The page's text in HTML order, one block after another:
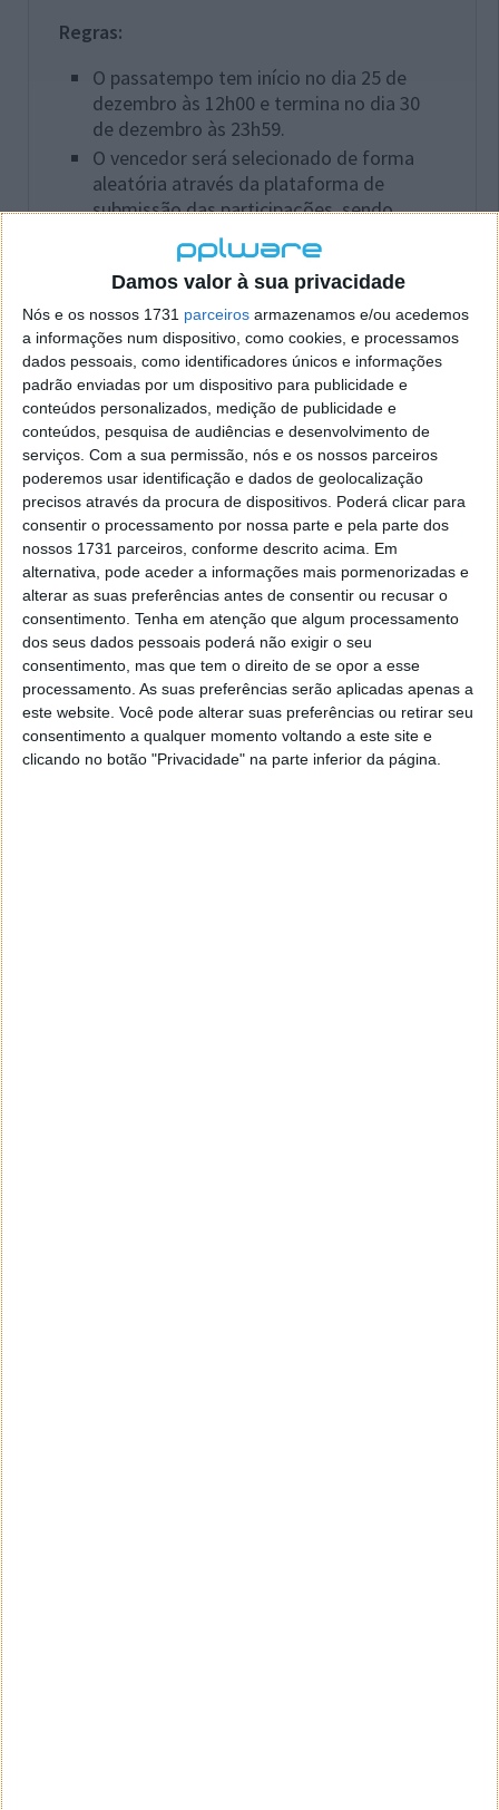
Damos valor à sua privacidade
Nós e os nossos 1731 parceiros armazenamos e/ou acedemos
a informações num dispositivo, como cookies, e processamos
dados pessoais, como identificadores únicos e informações
padrão enviadas por um dispositivo para publicidade e
conteúdos personalizados, medição de publicidade e
conteúdos, pesquisa de audiências e desenvolvimento de
serviços. Com a sua permissão, nós e os nossos parceiros
poderemos usar identificação e dados de geolocalização
precisos através da procura de dispositivos. Poderá clicar para
consentir o processamento por nossa parte e pela parte dos
nossos 1731 parceiros, conforme descrito acima. Em
alternativa, pode aceder a informações mais pormenorizadas e
alterar as suas preferências antes de consentir ou recusar o
consentimento. Tenha em atenção que algum processamento
dos seus dados pessoais poderá não exigir o seu
consentimento, mas que tem o direito de se opor a esse
processamento. As suas preferências serão aplicadas apenas a
este website. Você pode alterar suas preferências ou retirar seu
consentimento a qualquer momento voltando a este site e
clicando no botão "Privacidade" na parte inferior da página.
Regras:
O passatempo tem início no dia 25 de
dezembro às 12h00 e termina no dia 30
de dezembro às 23h59.
O vencedor será selecionado de forma
aleatória através da plataforma de
submissão das participações, sendo
divulgado nas redes sociais do Pplware e
neste artigo. O vencedor será contactado
via e-mail pela equipa do Pplware.
Este artigo tem mais de um ano
Acompanhe o Pplware no Google Notícias